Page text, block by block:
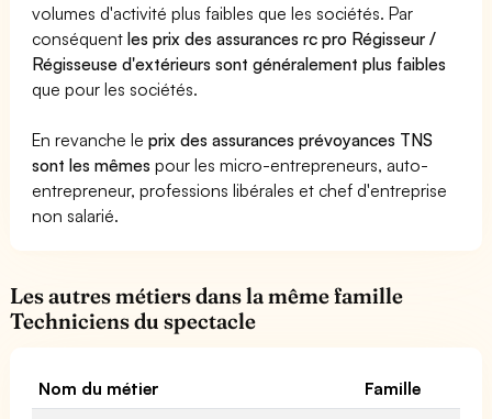
volumes d'activité plus faibles que les sociétés. Par
conséquentles prix des assurances rc pro Régisseur /
Régisseuse d'extérieurs sont généralement plus faibles
que pour les sociétés.
En revanche leprix des assurances prévoyances TNS
sont les mêmes pour les micro-entrepreneurs, auto-
entrepreneur, professions libérales et chef d'entreprise
non salarié.
Les autres métiers dans la même famille
Techniciens du spectacle
Nom du métier
Famille